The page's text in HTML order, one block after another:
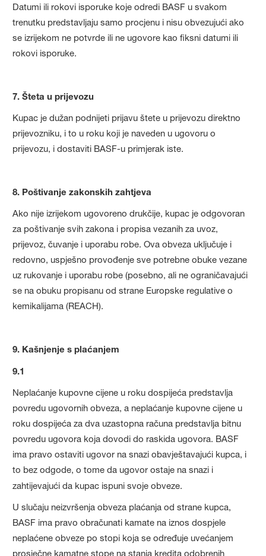
Datumi ili rokovi isporuke koje odredi BASF u svakom
trenutku predstavljaju samo procjenu i nisu obvezujući ako
se izrijekom ne potvrde ili ne ugovore kao fiksni datumi ili
rokovi isporuke.
7. Šteta u prijevozu
Kupac je dužan podnijeti prijavu štete u prijevozu direktno
prijevozniku, i to u roku koji je naveden u ugovoru o
prijevozu, i dostaviti BASF-u primjerak iste.
8. Poštivanje zakonskih zahtjeva
Ako nije izrijekom ugovoreno drukčije, kupac je odgovoran
za poštivanje svih zakona i propisa vezanih za uvoz,
prijevoz, čuvanje i uporabu robe. Ova obveza uključuje i
redovno, uspješno provođenje sve potrebne obuke vezane
uz rukovanje i uporabu robe (posebno, ali ne ograničavajući
se na obuku propisanu od strane Europske regulative o
kemikalijama (REACH).
9. Kašnjenje s plaćanjem
9.1
Neplaćanje kupovne cijene u roku dospijeća predstavlja
povredu ugovornih obveza, a neplaćanje kupovne cijene u
roku dospijeća za dva uzastopna računa predstavlja bitnu
povredu ugovora koja dovodi do raskida ugovora. BASF
ima pravo ostaviti ugovor na snazi obavještavajući kupca, i
to bez odgode, o tome da ugovor ostaje na snazi i
zahtijevajući da kupac ispuni svoje obveze.
U slučaju neizvršenja obveza plaćanja od strane kupca,
BASF ima pravo obračunati kamate na iznos dospjele
neplaćene obveze po stopi koja se određuje uvećanjem
prosječne kamatne stope na stanja kredita odobrenih